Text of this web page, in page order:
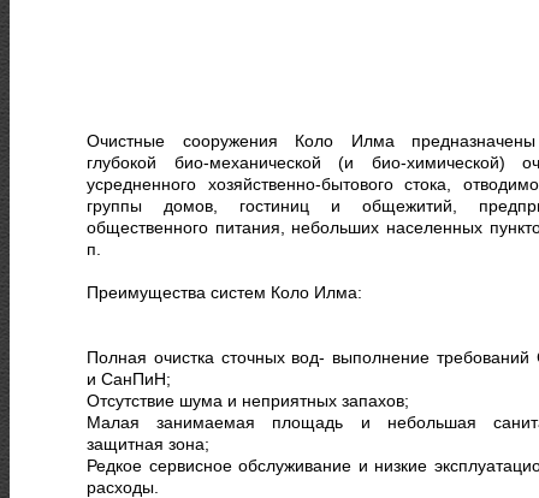
Очистные сооружения Коло Илма
глубокой био-механической (и био-химической)
усредненного хозяйственно-бытового стока,
группы домов, гостиниц и общежитий,
общественного питания, небольших населенных
п.
Преимущества систем Коло Илма:
Полная очистка сточных вод- выполнение
и СанПиН;
Отсутствие шума и неприятных запахов;
Малая занимаемая площадь и небольшая
защитная зона;
Редкое сервисное обслуживание и низкие
расходы.